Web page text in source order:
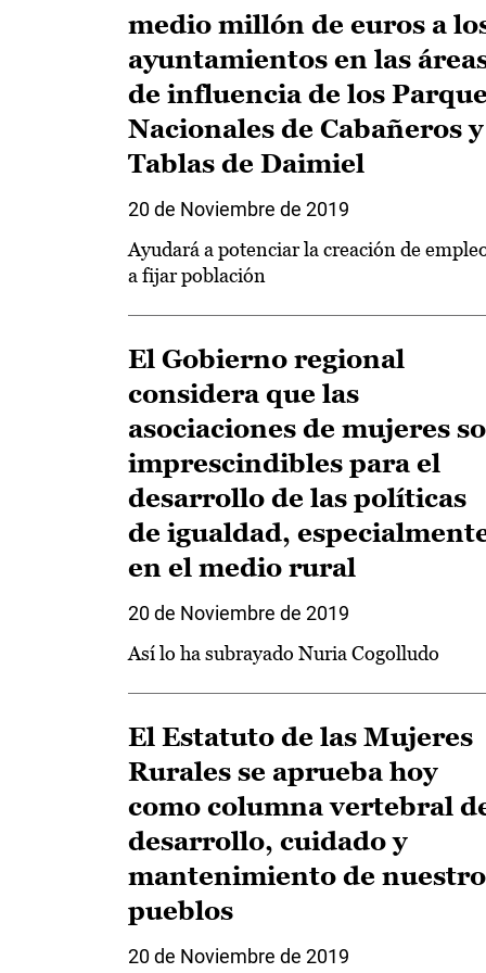
medio millón de euros a
ayuntamientos en las
de influencia de los
Nacionales de Cabañeros y
Tablas de Daimiel
20 de Noviembre de 2019
Ayudará a potenciar la creación de
a fijar población
El Gobierno regional
considera que las
asociaciones de mujeres
imprescindibles para el
desarrollo de las políticas
de igualdad,
en el medio rural
20 de Noviembre de 2019
Así lo ha subrayado Nuria Cogolludo
El Estatuto de las Mujeres
Rurales se aprueba hoy
como columna vertebral
desarrollo, cuidado y
mantenimiento de
pueblos
20 de Noviembre de 2019